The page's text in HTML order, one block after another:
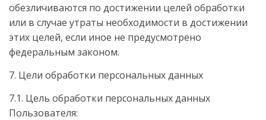
обезличиваются по достижении целей обработки
или в случае утраты необходимости в достижении
этих целей, если иное не предусмотрено
федеральным законом.
7. Цели обработки персональных данных
7.1. Цель обработки персональных данных
Пользователя: